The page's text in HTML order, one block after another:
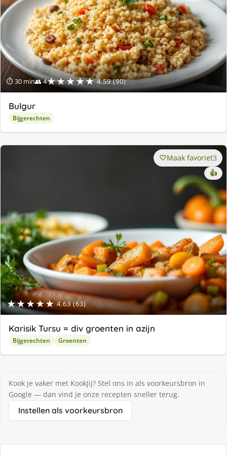
⏱ 30 min👥 4★★★★★ 4.59 (90)
Bulgur
Bijgerechten
★★★★★ 4.63 (63)
Maak favoriet3
👍
Karisik Tursu = div groenten in azijn
Bijgerechten Groenten
Kook je vaker met KookJij? Stel ons in als voorkeursbron in
Google — dan vind je onze recepten sneller terug.
Instellen als voorkeursbron